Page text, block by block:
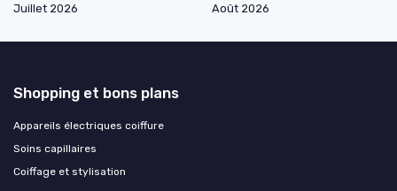
Juillet 2026
Août 2026
Shopping et bons plans
Appareils électriques coiffure
Soins capillaires
Coiffage et stylisation